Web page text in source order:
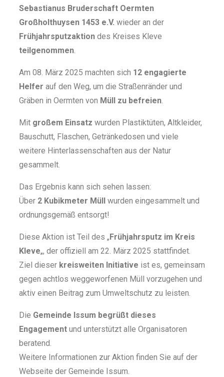
Sebastianus Bruderschaft Oermten
Großholthuysen 1453 e.V. wieder an der
Frühjahrsputzaktion des Kreises Kleve
teilgenommen.
Am 08. März 2025 machten sich 12 engagierte
Helfer auf den Weg, um die Straßenränder und
Gräben in Oermten von Müll zu befreien.
Mit großem Einsatz wurden Plastiktüten, Altkleider,
Bauschutt, Flaschen, Getränkedosen und viele
weitere Hinterlassenschaften aus der Natur
gesammelt.
Das Ergebnis kann sich sehen lassen:
Über 2 Kubikmeter Müll
wurden eingesammelt und
ordnungsgemäß entsorgt!
Diese Aktion ist Teil des „ Frühjahrsputz im Kreis
Kleve„, der offiziell am 22. März 2025 stattfindet.
Ziel dieser kreisweiten Initiative ist es, gemeinsam
gegen achtlos weggeworfenen Müll vorzugehen und
aktiv einen Beitrag zum Umweltschutz zu leisten.
Die Gemeinde Issum begrüßt dieses
Engagement und unterstützt alle Organisatoren
beratend.
Weitere Informationen zur Aktion finden Sie auf der
Webseite der Gemeinde Issum.